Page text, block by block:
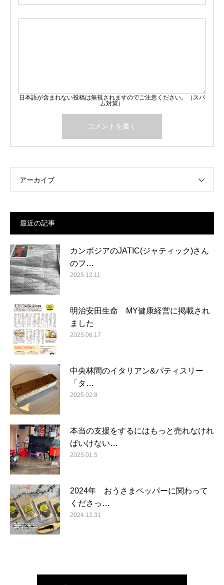
日本語が含まれない投稿は無視されますのでご注意ください。（スパ
ム対策）
アーカイブ
最近の記事
カンボジアのJATIC(ジャティック)さん
のフ…
2025.12.11
明治安田生命 MY健康経営に掲載され
ました
2025.06.17
中央林間のイタリアン&パティスリー
「タ…
2025.02.8
本当の支援をするにはもっと売れなけれ
ばいけない…
2025.01.5
2024年 おうさまペッパーに関わって
くださっ…
2024.12.31